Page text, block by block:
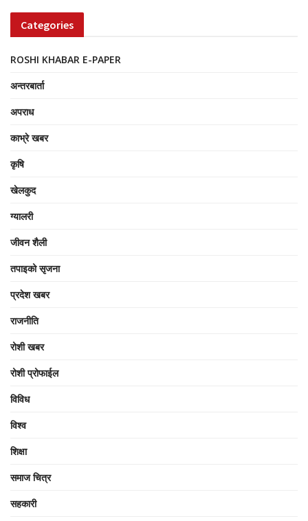
Categories
ROSHI KHABAR E-PAPER
अन्तरबार्ता
अपराध
काभ्रे खबर
कृषि
खेलकुद
ग्यालरी
जीवन शैली
तपाइको सृजना
प्रदेश खबर
राजनीति
रोशी खबर
रोशी प्रोफाईल
विविध
विश्व
शिक्षा
समाज चित्र
सहकारी